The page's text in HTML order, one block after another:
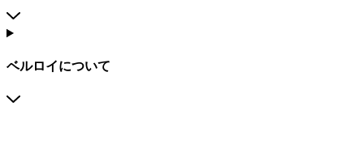
ベルロイについて